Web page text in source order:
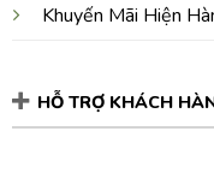
Khuyến Mãi Hiện
HỖ TRỢ KHÁCH